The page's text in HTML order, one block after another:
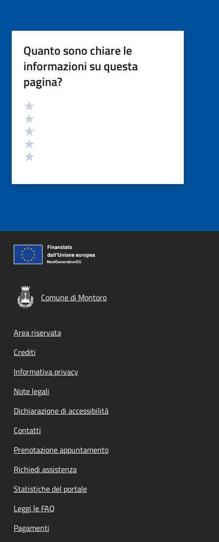
Quanto sono chiare le
informazioni su questa
pagina?
Valutazione
Comune di Montoro
Footer menu
Area riservata
Crediti
Informativa privacy
Note legali
Dichiarazione di accessibilità
Contatti
Prenotazione appuntamento
Richiedi assistenza
Statistiche del portale
Leggi le FAQ
Pagamenti